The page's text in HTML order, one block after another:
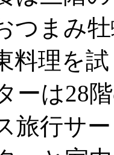
つまみ
料理を
ーは28
旅行サ